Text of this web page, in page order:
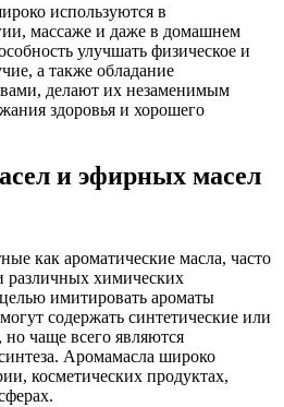
используются в
массаже и даже в домашнем
улучшать физическое и
а также обладание
делают их незаменимым
здоровья и хорошего
и эфирных масел
как ароматические масла, часто
различных химических
имитировать ароматы
содержать синтетические или
чаще всего являются
Аромамасла широко
косметических продуктах,